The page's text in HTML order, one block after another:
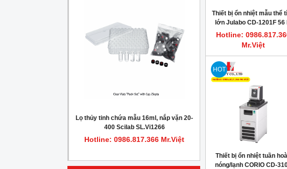
Lọ thủy tinh chứa mẫu 16ml, nắp vặn 20-
400 Scilab SL.Vi1266
Hotline: 0986.817.366 Mr.Việt
DAIHAN
Hotline:
Thiết bị ổn nhiệt mẫu thể
lớn Julabo CD-1201F 56
Hotline:
Mr.Việt
HOT
Thiết bị ổn nhiệt tuần
nóng/lạnh CORIO CD-